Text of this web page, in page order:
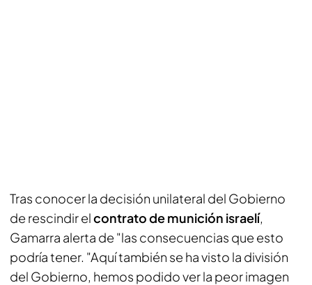
Tras conocer la decisión unilateral del Gobierno
de rescindir elcontrato de munición israelí,
Gamarra alerta de "las consecuencias que esto
podría tener. "Aquí también se ha visto la división
del Gobierno, hemos podido ver la peor imagen